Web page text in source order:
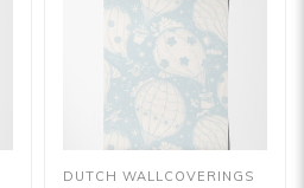
DUTCH WALLCOVERINGS